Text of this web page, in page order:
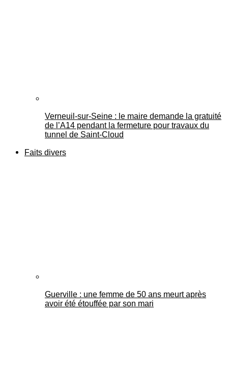
Verneuil-sur-Seine : le maire demande la gratuité
de l’A14 pendant la fermeture pour travaux du
tunnel de Saint-Cloud
Faits divers
Guerville : une femme de 50 ans meurt après
avoir été étouffée par son mari